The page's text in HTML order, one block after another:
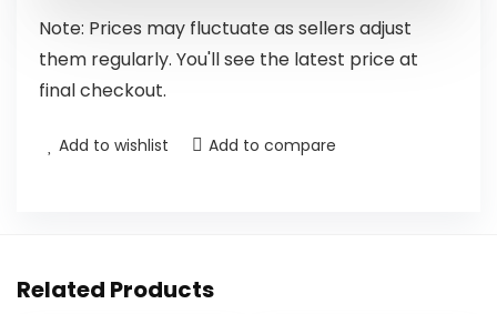
Note: Prices may fluctuate as sellers adjust
them regularly. You'll see the latest price at
final checkout.
Add to wishlist Add to compare
Related Products